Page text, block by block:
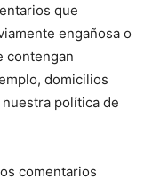
que
engañosa o
contengan
domicilios
política de
comentarios